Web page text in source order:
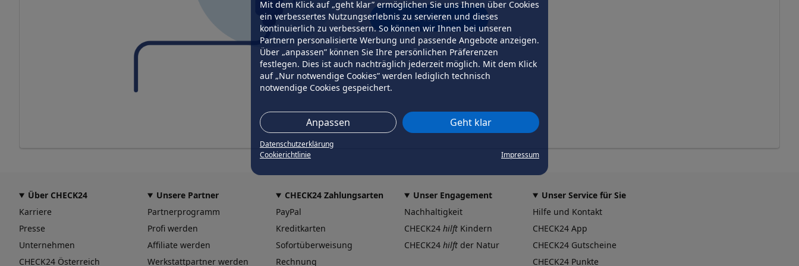
Mit dem Klick auf „geht klar” ermöglichen Sie uns Ihnen über Cookies
ein verbessertes Nutzungserlebnis zu servieren und dieses
kontinuierlich zu verbessern. So können wir Ihnen bei unseren
Partnern personalisierte Werbung und passende Angebote anzeigen.
Über „anpassen” können Sie Ihre persönlichen Präferenzen
festlegen. Dies ist auch nachträglich jederzeit möglich. Mit dem Klick
auf „Nur notwendige Cookies” werden lediglich technisch
notwendige Cookies gespeichert.
Anpassen Geht klar
Datenschutzerklärung
Cookierichtlinie
Impressum
erneut versuchen
Über CHECK24
Karriere
Presse
Unternehmen
CHECK24 Österreich
Unsere Partner
Partnerprogramm
Profi werden
Affiliate werden
Werkstattpartner werden
CHECK24 Zahlungsarten
PayPal
Kreditkarten
Sofortüberweisung
Rechnung
Unser Engagement
Nachhaltigkeit
CHECK24 hilft Kindern
CHECK24 hilft der Natur
Unser Service für Sie
Hilfe und Kontakt
CHECK24 App
CHECK24 Gutscheine
CHECK24 Punkte